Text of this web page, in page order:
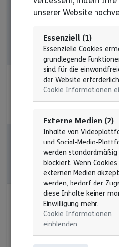
Behinderung -
Ortsverein
Schwenningen
Lebenshilfe für
Menschen mit
Behinderung -
73433
Karl-
Lebenshilfe für
Menschen mit
Behinderung
Crailsheim e.V.
74564
60
Lebenshilfe für
Menschen mit
Behinderung e.V.
Böblingen
71032
unserer Website
Essenziell (1)
Essenzielle Cookies
grundlegende
sind für die
der Website
Cookie Informationen
Externe Medien (2)
Inhalte von
und Social-Media-
werden standardmäßig
blockiert. Wenn Cookies
externen Medien
werden, bedarf der
diese Inhalte keiner
Einwilligung mehr.
Cookie Informationen
einblenden